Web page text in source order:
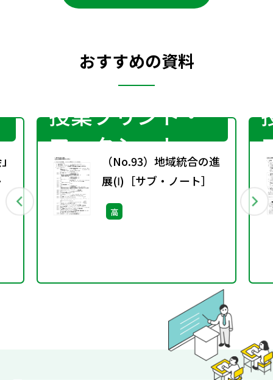
おすすめの資料
授業プリント・
ワークシート
（No.93）地域統合の進
展(Ⅰ)［サブ・ノート］
高